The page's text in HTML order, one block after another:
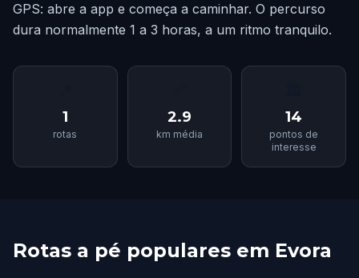
GPS: abre a app e começa a caminhar. O percurso
dura normalmente 1 a 3 horas, a um ritmo tranquilo.
1
rotas
2.9
km média
14
pontos de
interesse
Rotas a pé populares em Evora